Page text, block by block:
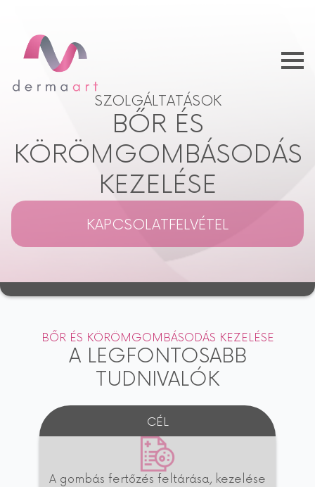
SZOLGÁLTATÁSOK
BŐR ÉS
KÖRÖMGOMBÁSODÁS
KEZELÉSE
KAPCSOLATFELVÉTEL
BŐR ÉS KÖRÖMGOMBÁSODÁS KEZELÉSE
A LEGFONTOSABB
TUDNIVALÓK
CÉL
A gombás fertőzés feltárása, kezelése